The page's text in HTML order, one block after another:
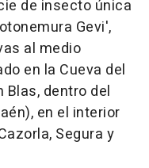
de insecto única
Gevi',
al medio
en la Cueva del
Blas, dentro del
en el interior
Segura y